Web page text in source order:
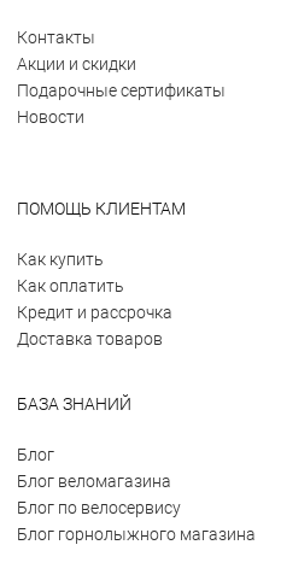
Контакты
Акции и скидки
Подарочные сертификаты
Новости
ПОМОЩЬ КЛИЕНТАМ
Как купить
Как оплатить
Кредит и рассрочка
Доставка товаров
БАЗА ЗНАНИЙ
Блог
Блог веломагазина
Блог по велосервису
Блог горнолыжного магазина